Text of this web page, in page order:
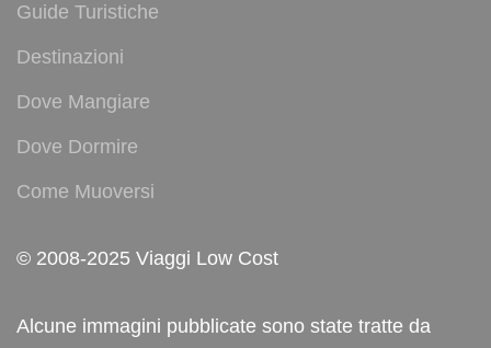
Guide Turistiche
Destinazioni
Dove Mangiare
Dove Dormire
Come Muoversi
© 2008-2025 Viaggi Low Cost
Alcune immagini pubblicate sono state tratte da